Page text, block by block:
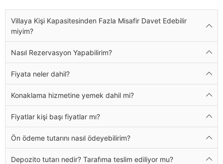
Villaya Kişi Kapasitesinden Fazla Misafir Davet Edebilir
miyim?
Nasıl Rezervasyon Yapabilirim?
Fiyata neler dahil?
Konaklama hizmetine yemek dahil mi?
Fiyatlar kişi başı fiyatlar mı?
Ön ödeme tutarını nasıl ödeyebilirim?
Depozito tutarı nedir? Tarafıma teslim ediliyor mu?